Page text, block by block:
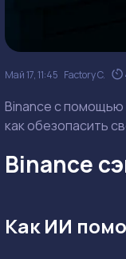
Май 17, 11:45 Factory C.
Binance с помощью
как обезопасить
Binance
Как ИИ